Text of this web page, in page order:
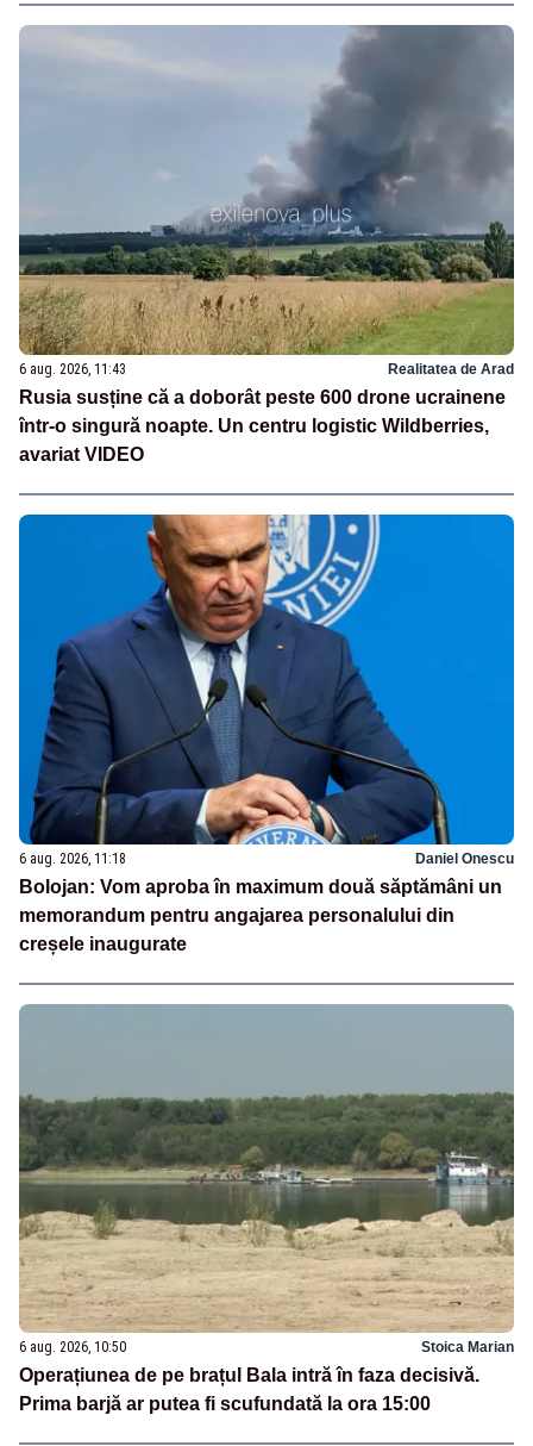
6 aug. 2026, 11:43 Realitatea de Arad
Rusia susține că a doborât peste 600 drone ucrainene
într-o singură noapte. Un centru logistic Wildberries,
avariat VIDEO
6 aug. 2026, 11:18 Daniel Onescu
Bolojan: Vom aproba în maximum două săptămâni un
memorandum pentru angajarea personalului din
creșele inaugurate
6 aug. 2026, 10:50 Stoica Marian
Operațiunea de pe brațul Bala intră în faza decisivă.
Prima barjă ar putea fi scufundată la ora 15:00